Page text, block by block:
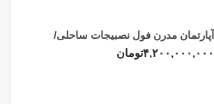
آپارتمان مدرن فول نصبیجات ساحلی/
فریدونکنار
۴,۲۰۰,۰۰۰,۰۰۰تومان